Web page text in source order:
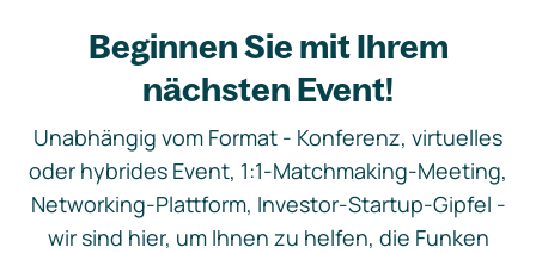
Beginnen Sie mit Ihrem
nächsten Event!
Unabhängig vom Format - Konferenz, virtuelles
oder hybrides Event, 1:1-Matchmaking-Meeting,
Networking-Plattform, Investor-Startup-Gipfel -
wir sind hier, um Ihnen zu helfen, die Funken